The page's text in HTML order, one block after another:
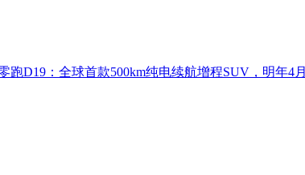
跑D19：全球首款500km纯电续航增程SUV，明年4